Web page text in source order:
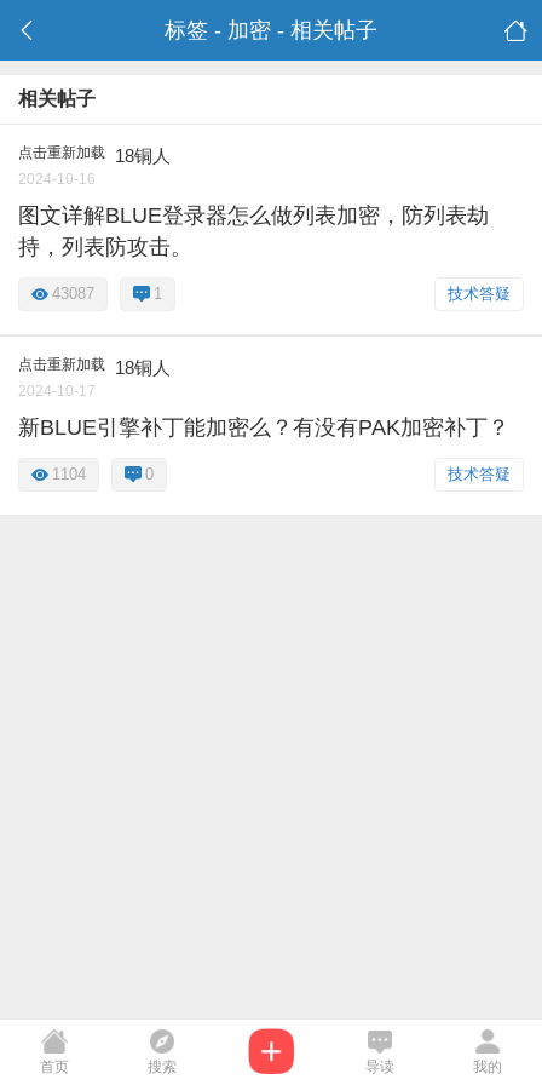
标签 - 加密 - 相关帖子
相关帖子
点击重新加载 18铜人
2024-10-16
图文详解BLUE登录器怎么做列表加密，防列表劫
持，列表防攻击。
技术答疑
43087 1
点击重新加载 18铜人
2024-10-17
新BLUE引擎补丁能加密么？有没有PAK加密补丁？
技术答疑
1104 0
首页 搜索 导读 我的